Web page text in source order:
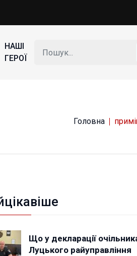
НАШІ
ГЕРОЇ
Головна
Що у декларації
Луцького райуправління